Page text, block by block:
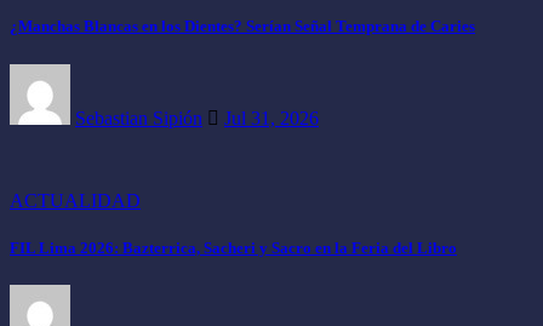
¿Manchas Blancas en los Dientes? Serían Señal Temprana de Caries
Sebastian Sipión Jul 31, 2026
ACTUALIDAD
FIL Lima 2026: Bazterrica, Sacheri y Sacro en la Feria del Libro